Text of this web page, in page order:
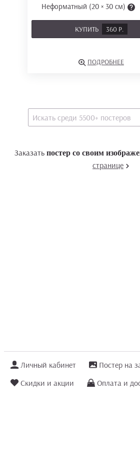
Неформатный (20 × 30 см)
КУПИТЬ 360 Р.
ПОДРОБНЕЕ
Заказать постер со своим
странице
Личный кабинет
Постер на
Скидки и акции
Оплата и